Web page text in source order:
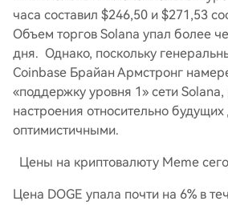
часа составил $246,50 и $271,53
Объем торгов Solana упал более
дня. Однако, поскольку
Coinbase Брайан Армстронг
«поддержку уровня 1» сети
настроения относительно
оптимистичными.
Цены на криптовалюту Meme
Цена DOGE упала почти на 6% в